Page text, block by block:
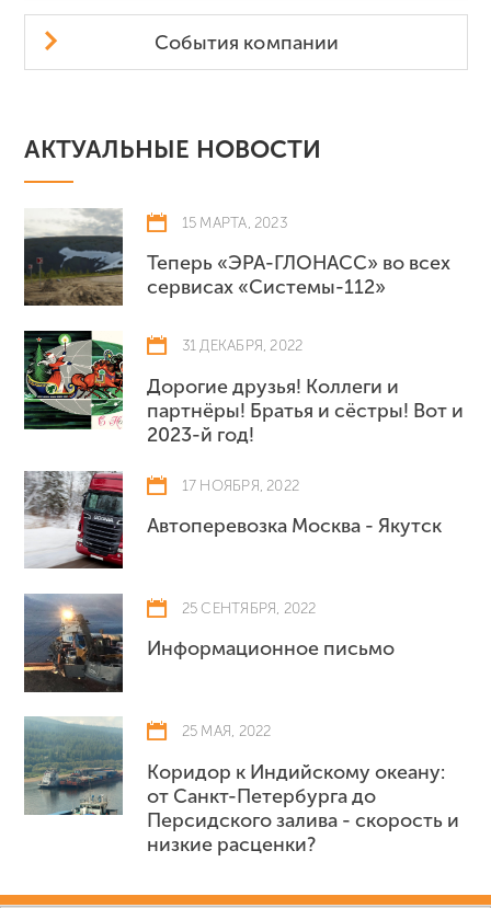
События компании
АКТУАЛЬНЫЕ НОВОСТИ
15 МАРТА, 2023
Теперь «ЭРА-ГЛОНАСС» во всех
сервисах «Системы-112»
31 ДЕКАБРЯ, 2022
Дорогие друзья! Коллеги и
партнёры! Братья и сёстры! Вот и
2023-й год!
17 НОЯБРЯ, 2022
Автоперевозка Москва - Якутск
25 СЕНТЯБРЯ, 2022
Информационное письмо
25 МАЯ, 2022
Коридор к Индийскому океану:
от Cанкт-Петербурга до
Персидского залива - скорость и
низкие расценки?